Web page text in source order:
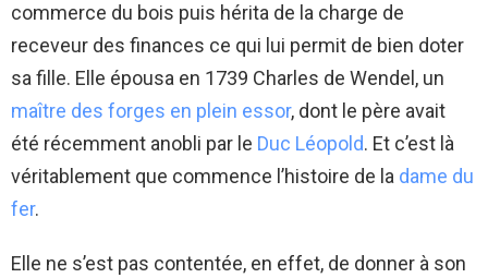
commerce du bois puis hérita de la charge de
receveur des finances ce qui lui permit de bien doter
sa fille. Elle épousa en 1739 Charles de Wendel, un
maître des forges en plein essor, dont le père avait
été récemment anobli par le Duc Léopold. Et c’est là
véritablement que commence l’histoire de la dame du
fer.
Elle ne s’est pas contentée, en effet, de donner à son